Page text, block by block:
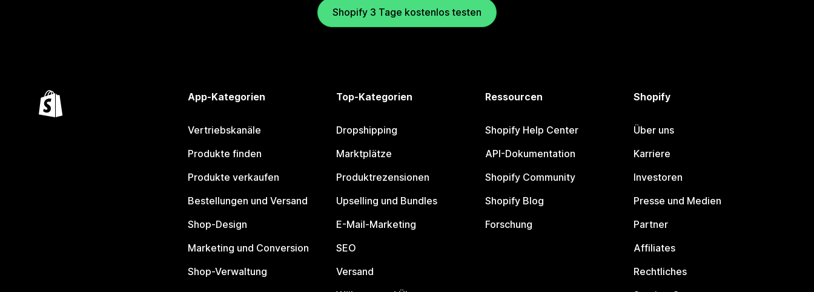
Shopify 3 Tage kostenlos testen
App-Kategorien
Vertriebskanäle
Produkte finden
Produkte verkaufen
Bestellungen und Versand
Shop-Design
Marketing und Conversion
Shop-Verwaltung
Top-Kategorien
Dropshipping
Marktplätze
Produktrezensionen
Upselling und Bundles
E-Mail-Marketing
SEO
Versand
Ressourcen
Shopify Help Center
API-Dokumentation
Shopify Community
Shopify Blog
Forschung
Shopify
Über uns
Karriere
Investoren
Presse und Medien
Partner
Affiliates
Rechtliches